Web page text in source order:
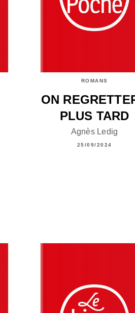
ROMANS
ON
PLUS TARD
Agnès Ledig
25/09/2024